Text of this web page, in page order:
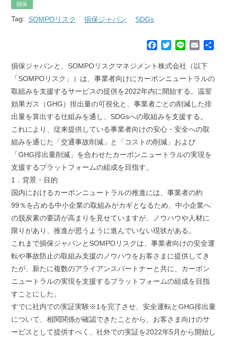
損保
Tag: SOMPOリスク 損保ジャパン SDGs
c
e
o
o
k
T
i
e
r
n
e
E
a
損保ジャパンと、SOMPOリスクマネジメント株式会社（以下
「SOMPOリスク」）は、事業者向けにカーボンニュートラルの
取組みを支援するサービスの提供を2022年内に開始する。温室
効果ガス（GHG）排出量の可視化と、事業者ごとの削減した排
出量を算出する仕組みを通し、SDGsへの取組みを支援する。
これにより、従来提供している事業者向けの安心・安全への取
組みを通じた「交通事故削減」と「コストの削減」および
「GHG排出量削減」を合わせたカーボンニュートラルの実現を
支援するプラットフォームの組成を目指す。
1．背景・目的
国内におけるカーボンニュートラルの推進には、事業者の約
99％を占める中小企業の取組みがカギとなるため、中小企業へ
の脱炭素の要請が高まりを見せていますが、ノウハウや人材に
限りがあり、推進が思うように進んでいない現状がある。
これまで損保ジャパンとSOMPOリスクは、事業者向けの安全運
転や事故防止の取組み支援のノウハウをお客さまに提供してき
たが、新たに複数のアライアンスパートナーと共に、カーボン
ニュートラルの実現を支援するプラットフォームの組成を目指
すことにした。
すでに社内での実証実験※1を完了させ、安全運転とGHG排出量
について、相関関係が確認できたことから、お客さま向けのサ
ービスとして提供すべく、社外での実証を2022年5月から開始し